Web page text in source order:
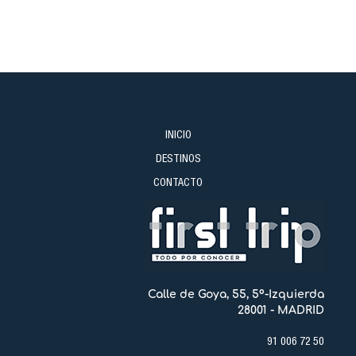
INICIO
DESTINOS
CONTACTO
Calle de Goya, 55, 5º-Izquierda
28001 - MADRID
91 006 72 50